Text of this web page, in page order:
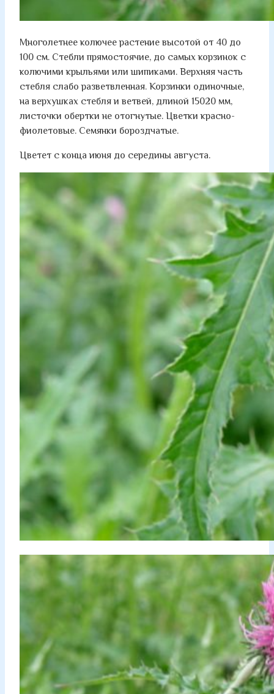
Многолетнее колючее растение высотой от 40 до
100 см. Стебли прямостоячие, до самых корзинок с
колючими крыльями или шипиками. Верхняя часть
стебля слабо разветвленная. Корзинки одиночные,
на верхушках стебля и ветвей, длиной 15020 мм,
листочки обертки не отогнутые. Цветки красно-
фиолетовые. Семянки бороздчатые.
Цветет с конца июня до середины августа.